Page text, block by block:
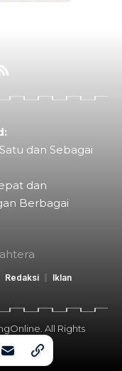
dan Sebagai
dan
Berbagai
Redaksi Iklan
All Rights